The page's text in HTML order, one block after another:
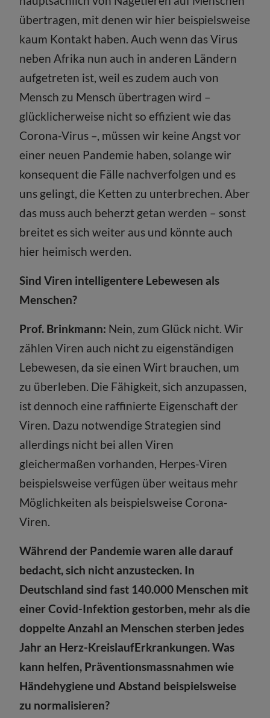
übertragen, mit denen wir hier beispielsweise
kaum Kontakt haben. Auch wenn das Virus
neben Afrika nun auch in anderen Ländern
aufgetreten ist, weil es zudem auch von
Mensch zu Mensch übertragen wird –
glücklicherweise nicht so effizient wie das
Corona-Virus –, müssen wir keine Angst vor
einer neuen Pandemie haben, solange wir
konsequent die Fälle nachverfolgen und es
uns gelingt, die Ketten zu unterbrechen. Aber
das muss auch beherzt getan werden – sonst
breitet es sich weiter aus und könnte auch
hier heimisch werden.
Sind Viren intelligentere Lebewesen als
Menschen?
Prof. Brinkmann: Nein, zum Glück nicht. Wir
zählen Viren auch nicht zu eigenständigen
Lebewesen, da sie einen Wirt brauchen, um
zu überleben. Die Fähigkeit, sich anzupassen,
ist dennoch eine raffinierte Eigenschaft der
Viren. Dazu notwendige Strategien sind
allerdings nicht bei allen Viren
gleichermaßen vorhanden, Herpes-Viren
beispielsweise verfügen über weitaus mehr
Möglichkeiten als beispielsweise Corona-
Viren.
Während der Pandemie waren alle darauf
bedacht, sich nicht anzustecken. In
Deutschland sind fast 140.000 Menschen mit
einer Covid-Infektion gestorben, mehr als die
doppelte Anzahl an Menschen sterben jedes
Jahr an Herz-KreislaufErkrankungen. Was
kann helfen, Präventionsmassnahmen wie
Händehygiene und Abstand beispielsweise
zu normalisieren?